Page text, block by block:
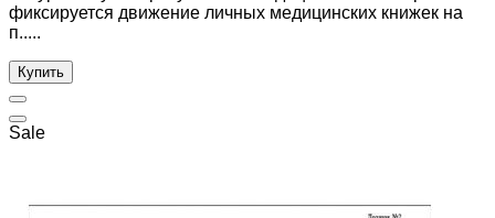
фиксируется движение личных медицинских книжек на
п.....
Купить
Sale